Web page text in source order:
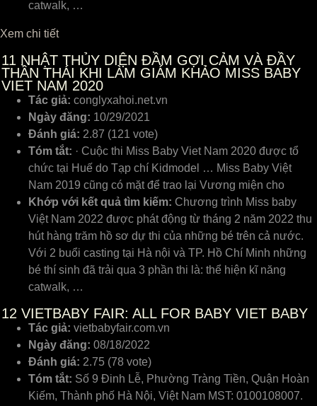
catwalk, …
Xem chi tiết
11 NHẬT THỦY DIỆN ĐẦM GỢI CẢM VÀ ĐẦY
THẦN THÁI KHI LÀM GIÁM KHẢO MISS BABY
VIET NAM 2020
Tác giả: conglyxahoi.net.vn
Ngày đăng: 10/29/2021
Đánh giá: 2.87 (121 vote)
Tóm tắt: · Cuộc thi Miss Baby Viet Nam 2020 được tổ
chức tại Huế do Tạp chí Kidmodel … Miss Baby Việt
Nam 2019 cũng có mặt để trao lại Vương miện cho
Khớp với kết quả tìm kiếm: Chương trình Miss baby
Việt Nam 2022 được phát động từ tháng 2 năm 2022 thu
hút hàng trăm hồ sơ dự thi của những bé trên cả nước.
Với 2 buổi casting tại Hà nội và TP. Hồ Chí Minh những
bé thí sinh đã trải qua 3 phần thi là: thể hiện kĩ năng
catwalk, …
12 VIETBABY FAIR: ALL FOR BABY VIET BABY
Tác giả: vietbabyfair.com.vn
Ngày đăng: 08/18/2022
Đánh giá: 2.75 (78 vote)
Tóm tắt: Số 9 Đinh Lễ, Phường Tràng Tiền, Quận Hoàn
Kiếm, Thành phố Hà Nội, Việt Nam MST: 0100108007.